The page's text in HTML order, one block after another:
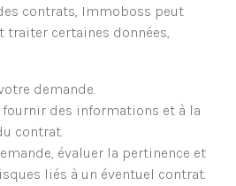
contrats, Immoboss peut
traiter certaines données,
demande.
fournir des informations et à la
contrat.
évaluer la pertinence et
liés à un éventuel contrat.